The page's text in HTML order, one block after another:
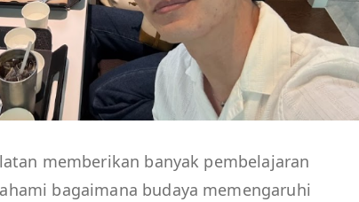
memberikan banyak pembelajaran
bagaimana budaya memengaruhi